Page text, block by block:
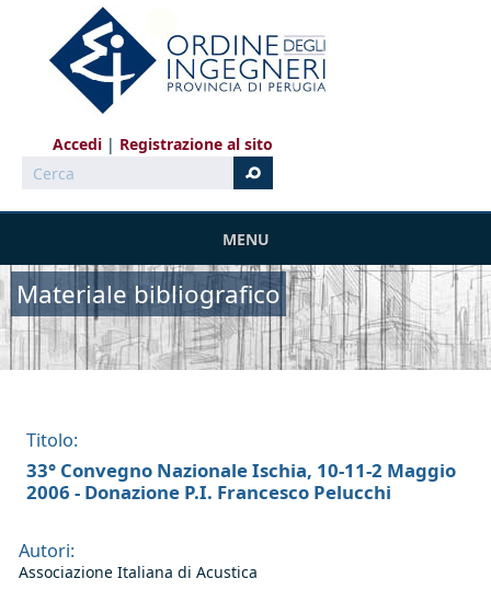
Salta al contenuto principale
Accedi
Registrazione al sito
Cerca
MENU
Materiale bibliografico
Titolo:
33° Convegno Nazionale Ischia, 10-11-2 Maggio
2006 - Donazione P.I. Francesco Pelucchi
Autori:
Associazione Italiana di Acustica